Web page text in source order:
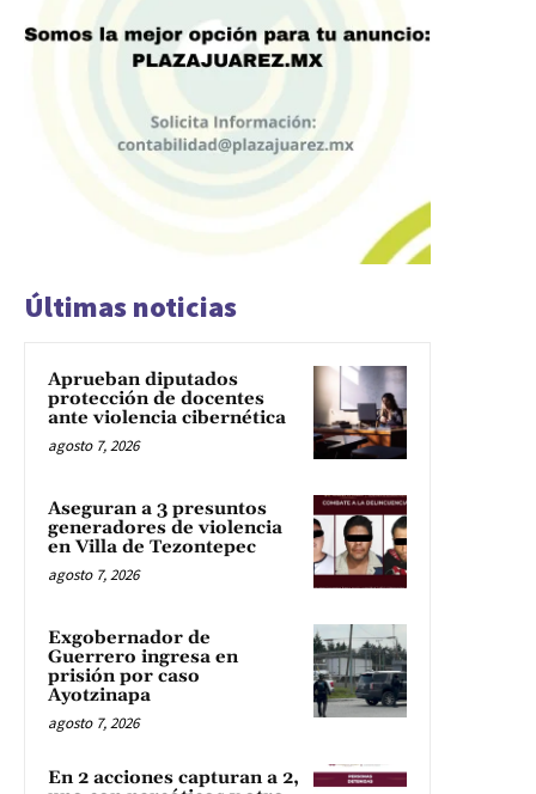
Últimas noticias
Aprueban diputados
protección de docentes
ante violencia cibernética
agosto 7, 2026
Aseguran a 3 presuntos
generadores de violencia
en Villa de Tezontepec
agosto 7, 2026
Exgobernador de
Guerrero ingresa en
prisión por caso
Ayotzinapa
agosto 7, 2026
En 2 acciones capturan a 2,